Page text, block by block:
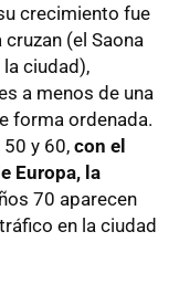
crecimiento fue
(el Saona
ciudad),
a menos de una
forma ordenada.
y 60, con el
Europa, la
70 aparecen
en la ciudad